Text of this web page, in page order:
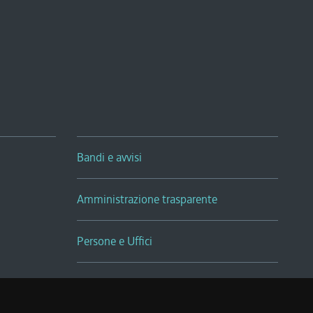
Bandi e avvisi
Amministrazione trasparente
Persone e Uffici
Sala Tiziano Tessitori